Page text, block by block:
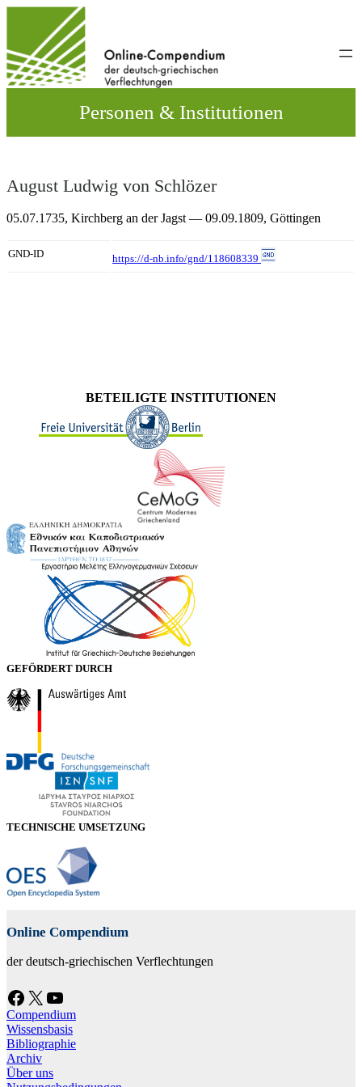
wechseln
Personen & Institutionen
August Ludwig von Schlözer
05.07.1735, Kirchberg an der Jagst — 09.09.1809, Göttingen
GND-ID https://d-nb.info/gnd/118608339
BETEILIGTE INSTITUTIONEN
GEFÖRDERT DURCH
TECHNISCHE UMSETZUNG
Online Compendium
der deutsch-griechischen Verflechtungen
Facebook X YouTube
Compendium
Wissensbasis
Bibliographie
Archiv
Über uns